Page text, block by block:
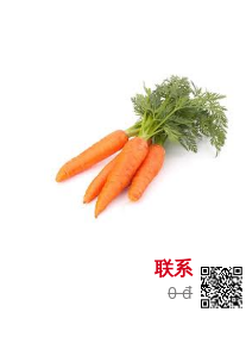
联系
0 đ